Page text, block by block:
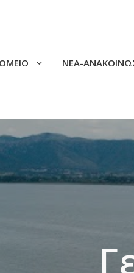
ΝΕΑ-